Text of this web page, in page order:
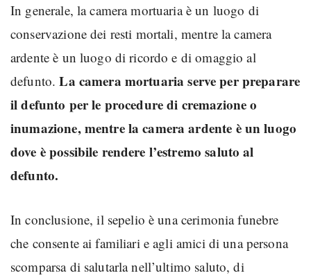
In generale, la camera mortuaria è un luogo di
conservazione dei resti mortali, mentre la camera
ardente è un luogo di ricordo e di omaggio al
defunto.La camera mortuaria serve per preparare
il defunto per le procedure di cremazione o
inumazione, mentre la camera ardente è un luogo
dove è possibile rendere l’estremo saluto al
defunto.
In conclusione, il sepelio è una cerimonia funebre
che consente ai familiari e agli amici di una persona
scomparsa di salutarla nell’ultimo saluto, di